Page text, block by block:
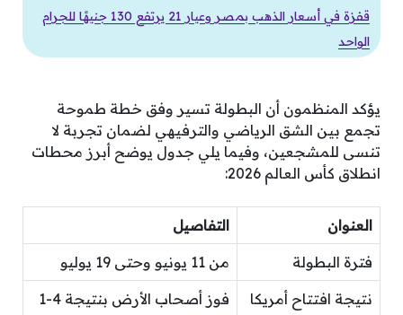
قفزة في أسعار الذهب بمصر وعيار 21 يرتفع 130 جنيهًا للجرام
الواحد
يؤكد المنظمون أن البطولة تسير وفق خطة طموحة
تجمع بين الشق الرياضي والترفيهي لضمان تجربة لا
تنسى للمشجعين، وفيما يلي جدول يوضح أبرز محطات
انطلاق كأس العالم 2026:
العنوان التفاصيل
فترة البطولة من 11 يونيو وحتى 19 يوليو
نتيجة افتتاح أمريكا فوز أصحاب الأرض بنتيجة 4-1